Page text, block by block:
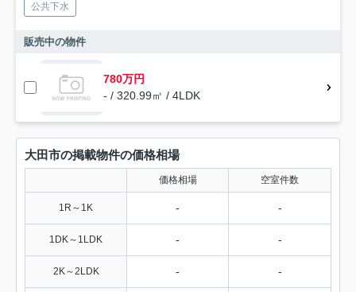
公共下水
販売中の物件
780万円
- / 320.99㎡ / 4LDK
大田市の掲載物件の価格相場
価格相場 空室件数
1R～1K - -
1DK～1LDK - -
2K～2LDK - -